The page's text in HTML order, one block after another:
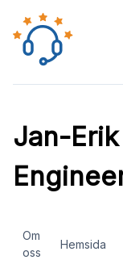
Jan-
Om
oss
Hemsida